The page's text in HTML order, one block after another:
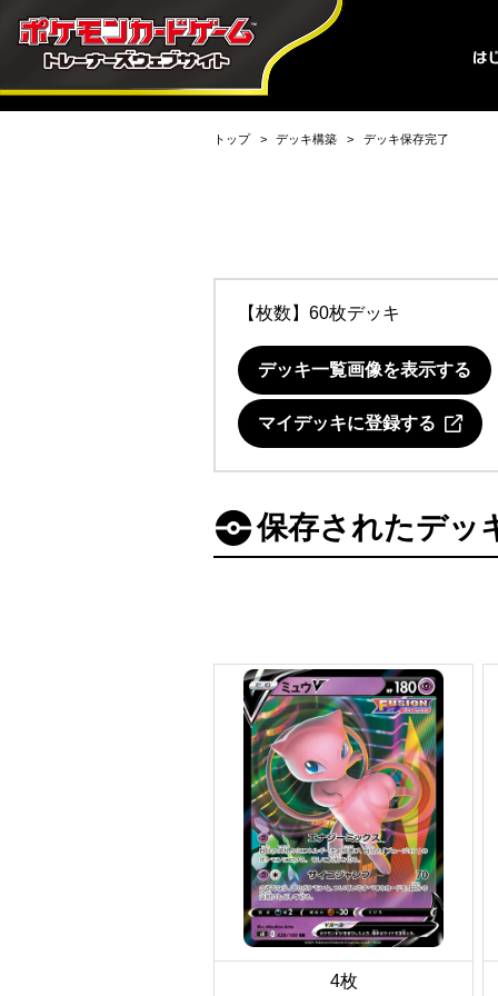
トップ デッキ構築 デッキ保存完了
【枚数】60枚デッキ
デッキ一覧画像を表示する
マイデッキに登録する
保存されたデッ
4枚